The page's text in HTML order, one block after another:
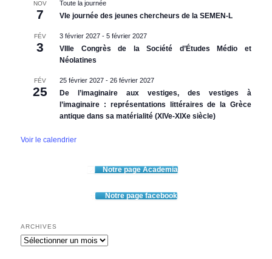
NOV
7
Toute la journée
VIe journée des jeunes chercheurs de la SEMEN-L
FÉV
3
3 février 2027 -5 février 2027
VIIIe Congrès de la Société d’Études Médio et
Néolatines
FÉV
25
25 février 2027 -26 février 2027
De l’imaginaire aux vestiges, des vestiges à
l’imaginaire : représentations littéraires de la Grèce
antique dans sa matérialité (XIVe-XIXe siècle)
Voir le calendrier
Notre page Academia
Notre page facebook
ARCHIVES
Archives